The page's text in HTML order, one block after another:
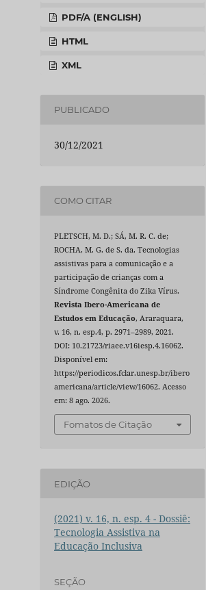
PDF/A (ENGLISH)
HTML
XML
PUBLICADO
30/12/2021
COMO CITAR
PLETSCH, M. D.; SÁ, M. R. C. de;
ROCHA, M. G. de S. da. Tecnologias
assistivas para a comunicação e a
participação de crianças com a
Síndrome Congênita do Zika Vírus.
Revista Ibero-Americana de
Estudos em Educação, Araraquara,
v. 16, n. esp.4, p. 2971–2989, 2021.
DOI: 10.21723/riaee.v16iesp.4.16062.
Disponível em:
https://periodicos.fclar.unesp.br/ibero
americana/article/view/16062. Acesso
em: 8 ago. 2026.
Fomatos de Citação
EDIÇÃO
(2021) v. 16, n. esp. 4 - Dossiê:
Tecnologia Assistiva na
Educação Inclusiva
SEÇÃO